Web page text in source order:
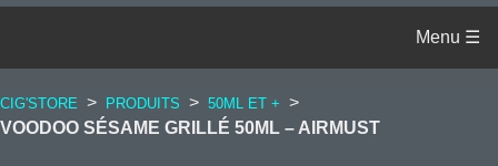
CIG'STORE > PRODUITS > 50ML ET + >
VOODOO SÉSAME GRILLÉ 50ML – AIRMUST